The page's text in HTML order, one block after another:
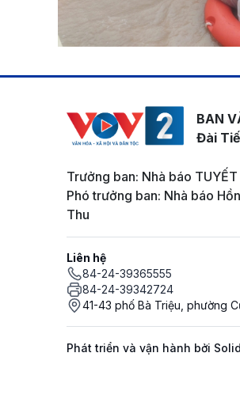
BAN
Đài
Trưởng ban: Nhà báo TUYẾT
Phó trưởng ban: Nhà báo
Thu
Liên hệ
84-24-39365555
84-24-39342724
41-43 phố Bà Triệu, phường
Phát triển và vận hành bởi